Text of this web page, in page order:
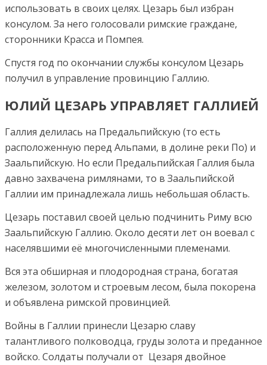
использовать в своих целях. Цезарь был избран
консулом. За него голосовали римские граждане,
сторонники Красса и Помпея.
Спустя год по окончании службы консулом Цезарь
получил в управление провинцию Галлию.
ЮЛИЙ ЦЕЗАРЬ УПРАВЛЯЕТ ГАЛЛИЕЙ
Галлия делилась на Предальпийскую (то есть
расположенную перед Альпами, в долине реки По) и
Заальпийскую. Но если Предальпийская Галлия была
давно захвачена римлянами, то в Заальпийской
Галлии им принадлежала лишь небольшая область.
Цезарь поставил своей целью подчинить Риму всю
Заальпийскую Галлию. Около десяти лет он воевал с
населявшими её многочисленными племенами.
Вся эта обширная и плодородная страна, богатая
железом, золотом и строевым лесом, была покорена
и объявлена римской провинцией.
Войны в Галлии принесли Цезарю славу
талантливого полководца, груды золота и преданное
войско. Солдаты получали от Цезаря двойное